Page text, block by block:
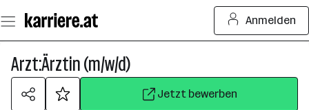
Seiteninhalt
springen
Anmelden
Arzt:Ärztin (m/w/d)
Jetzt bewerben